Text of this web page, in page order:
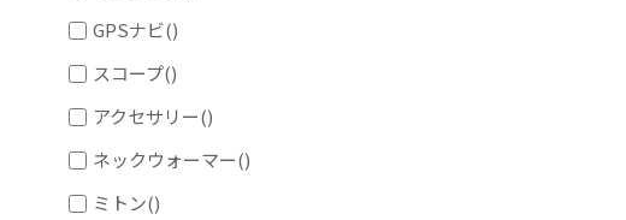
GPSナビ()
スコープ()
アクセサリー()
ネックウォーマー()
ミトン()